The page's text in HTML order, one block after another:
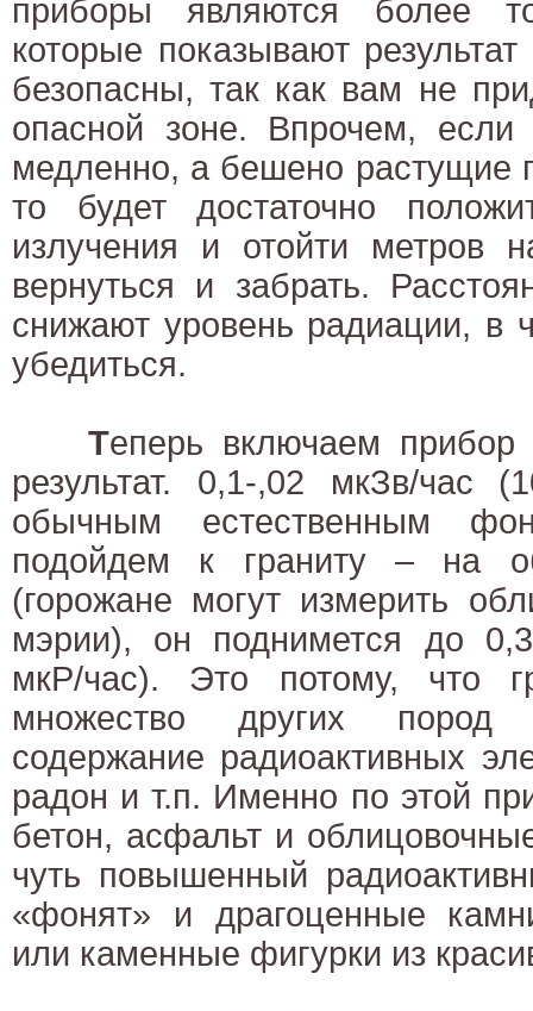
приборы являются более
которые показывают
безопасны, так как вам не
опасной зоне. Впрочем,
медленно, а бешено растущие
то будет достаточно
излучения и отойти метров
вернуться и забрать.
снижают уровень радиации, в
убедиться.
Теперь включаем
результат. 0,1-,02 мкЗв/час
обычным естественным
подойдем к граниту – на
(горожане могут измерить
мэрии), он поднимется до
мкР/час). Это потому, что
множество других
содержание радиоактивных
радон и т.п. Именно по этой
бетон, асфальт и
чуть повышенный
«фонят» и драгоценные
или каменные фигурки из